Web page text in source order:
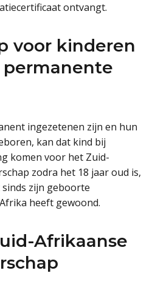
ontvangt.
voor kinderen
ingezetenen zijn en hun
kan dat kind bij
komen voor het Zuid-
zodra het 18 jaar oud is,
zijn geboorte
heeft gewoond.
Afrikaanse